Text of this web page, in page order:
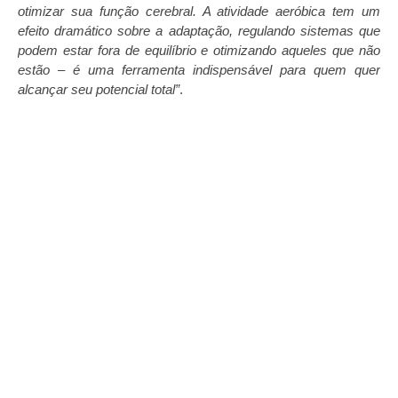
otimizar sua função cerebral. A atividade aeróbica tem um
efeito dramático sobre a adaptação, regulando sistemas que
podem estar fora de equilíbrio e otimizando aqueles que não
estão – é uma ferramenta indispensável para quem quer
alcançar seu potencial total”.